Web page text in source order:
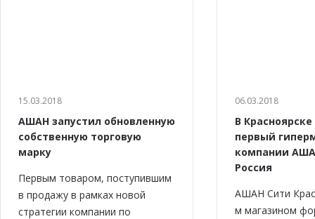
15.03.2018
АШАН запустил обновленную
собственную торговую
марку
Первым товаром, поступившим
в продажу в рамках новой
стратегии компании по
06.03.2018
В
первый
компании
Россия
АШАН Сити
м магазином